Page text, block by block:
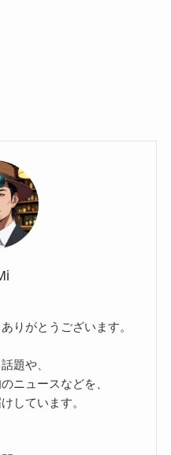
りがとうございます。
題や、
ニュースなどを、
しています。